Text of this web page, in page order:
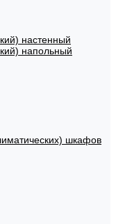
настенный
напольный
шкафов